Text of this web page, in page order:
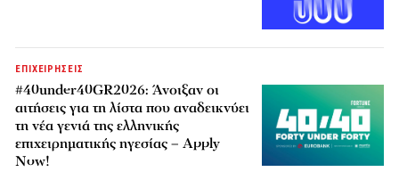
ΕΠΙΧΕΙΡΗΣΕΙΣ
#40under40GR2026: Άνοιξαν οι
αιτήσεις για τη λίστα που αναδεικνύει
τη νέα γενιά της ελληνικής
επιχειρηματικής ηγεσίας – Apply
Now!